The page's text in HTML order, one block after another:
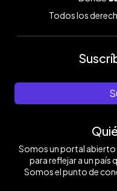
Todos los
Somos un portal
para reflejar a un país
Somos el punto de